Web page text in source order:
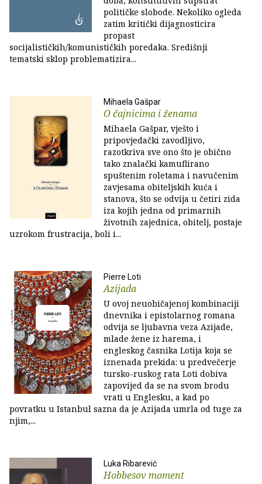
političke slobode. Nekoliko ogleda
zatim kritički dijagnosticira
propast
socijalističkih/komunističkih poredaka. Središnji
tematski sklop problematizira...
Mihaela Gašpar
O čajnicima i ženama
Mihaela Gašpar, vješto i
pripovjedački zavodljivo,
razotkriva sve ono što je obično
tako znalački kamuflirano
spuštenim roletama i navučenim
zavjesama obiteljskih kuća i
stanova, što se odvija u četiri zida
iza kojih jedna od primarnih
životnih zajednica, obitelj, postaje
uzrokom frustracija, boli i...
Pierre Loti
Azijada
U ovoj neuobičajenoj kombinaciji
dnevnika i epistolarnog romana
odvija se ljubavna veza Azijade,
mlade žene iz harema, i
engleskog časnika Lotija koja se
iznenada prekida: u predvečerje
tursko-ruskog rata Loti dobiva
zapovijed da se na svom brodu
vrati u Englesku, a kad po
povratku u Istanbul sazna da je Azijada umrla od tuge za
njim,...
Luka Ribarević
Hobbesov moment